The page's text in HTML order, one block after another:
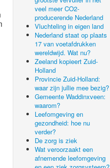
veel meer CO2-
producerende Nederland
Vluchteling in eigen land
Nederland staat op plaats
17 van voetafdrukken
wereldwijd. Wat nu?
Zeeland kopieert Zuid-
Holland
Provincie Zuid-Holland:
waar zijn jullie mee bezig?
Gemeente Waddinxveen:
waarom?
Leefomgeving en
gezondheid: hoe nu
verder?
De zorg is ziek
Wat veroorzaakt een
afnemende leefomgeving